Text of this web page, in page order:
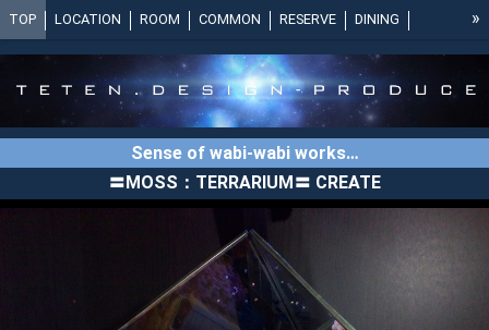
TOP LOCATION ROOM COMMON RESERVE DINING
PLAN ACCESS NEGAN-BASE SNS NOTICE CONTACT
Moss terrarium Concept：苔 Series 俺の渓谷 Series 憩い
Collection：苔 Movie：苔 【苔】MOSS 【癒し】Healing
Contact：苔
»
Sense of wabi-wabi works…
〓MOSS：TERRARIUM〓 CREATE